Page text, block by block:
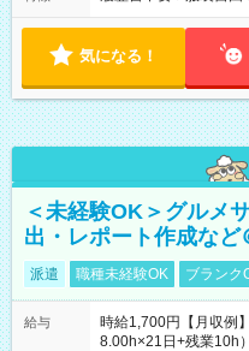
気になる！
＜未経験OK＞グルメ
出・レポート作成など
派遣 職種未経験OK ブランク
給与
時給1,700円【月収例
8.00h×21日+残業10h